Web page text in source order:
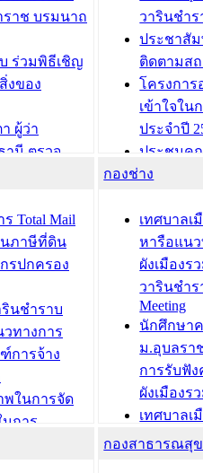
าช บรมนาถ
ร่วมพิธีเชิญ
งของ
ผู้ว่า
านี ตรวจ
ในการเตรี
าลเมือง
บทะเบียน
ตัว
แก่บุคคลที่
ยนบ้าน
ติไทยได้รับ
เมินผลการ
กอง/
ก/สถานธนา
วารินชำร
ประชาสัม
ติดตามส
โครงกา
เข้าใจใน
ประจำปี
ประชุมค
ความเสี่ย
ประชุมที
ชีวา สร้า
ขับเคลื่อน
“เมืองแห่
บทความ อื่นๆ ...
Total Mail
นภาษีที่ดิน
รปกครอง
รินชำราบ
ทางการ
การจ้าง
พในการจัด
นการ
ะจำปี พ.ศ.
กองช่าง
เทศบาลเ
หารือแน
ผังเมืองร
วารินชำร
Meeting
นักศึกษา
ม.อุบลรา
การรับฟั
ผังเมืองร
เทศบาลเ
โครงการ
กองสาธารณสุ